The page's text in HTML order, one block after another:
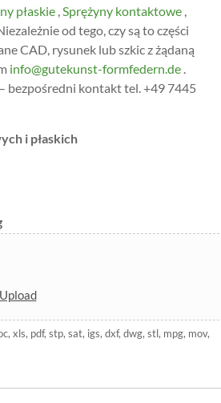
płaskie ,Sprężyny kontaktowe ,
od tego, czy są to części
CAD, rysunek lub szkic z żądaną
info@gutekunst-formfedern.de .
bezpośredni kontakt tel. +49 7445
i płaskich
xls, pdf, stp, sat, igs, dxf, dwg, stl, mpg, mov,